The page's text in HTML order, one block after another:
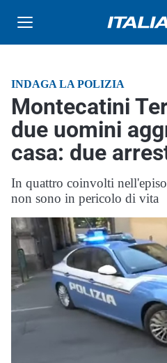
INDAGA LA POLIZIA
Montecatini
due uomini
casa: due
In quattro coinvolti
non sono in pericolo di vita